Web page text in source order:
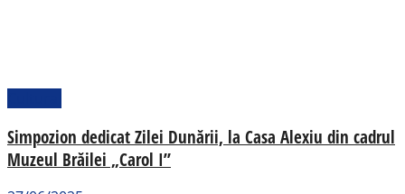
Simpozion dedicat Zilei Dunării, la Casa Alexiu din cadrul
Muzeul Brăilei „Carol I”